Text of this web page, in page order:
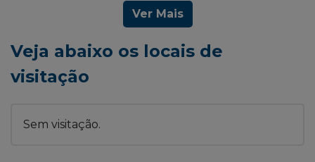
Ver Mais
Veja abaixo os locais de
visitação
Sem visitação.